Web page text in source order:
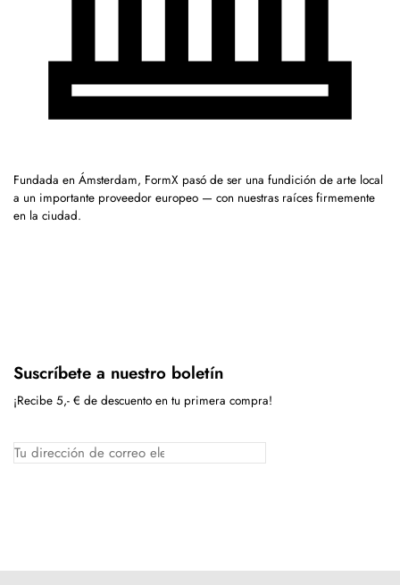
Fundada en Ámsterdam, FormX pasó de ser una fundición de arte local
a un importante proveedor europeo — con nuestras raíces firmemente
en la ciudad.
Suscríbete a nuestro boletín
¡Recibe 5,- € de descuento en tu primera compra!